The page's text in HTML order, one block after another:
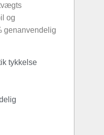
og
genanvendelig
tykkelse